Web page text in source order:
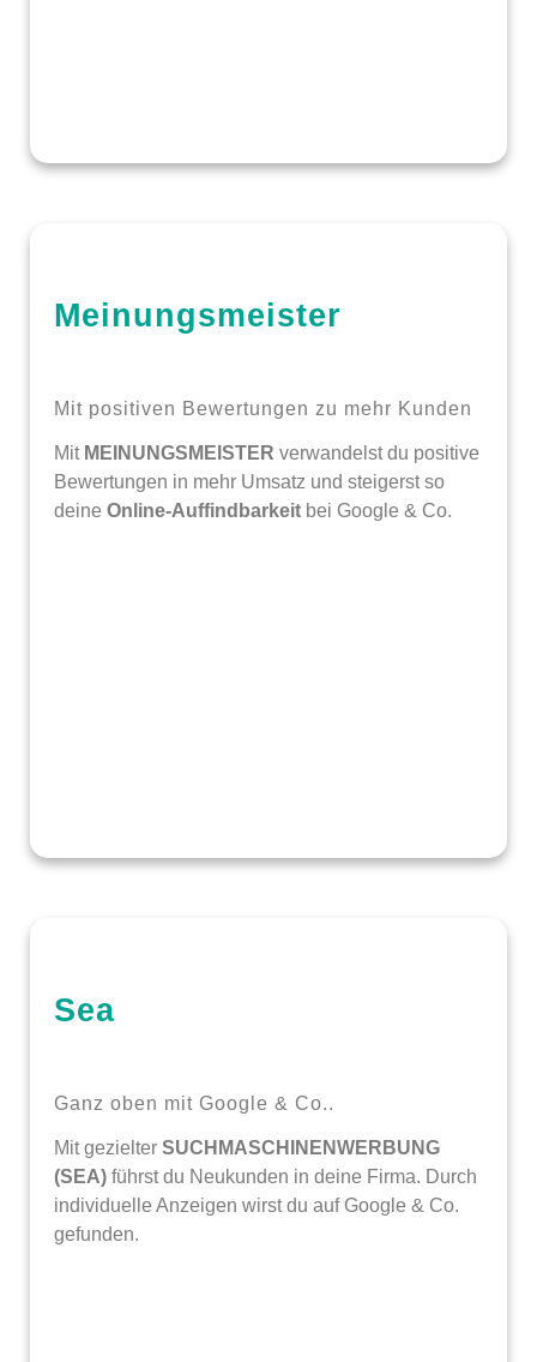
Meinungsmeister
Mit positiven Bewertungen zu mehr Kunden
Mit MEINUNGSMEISTER verwandelst du positive
Bewertungen in mehr Umsatz und steigerst so
deine Online-Auffindbarkeit bei Google & Co.
Sea
Ganz oben mit Google & Co..
Mit gezielter SUCHMASCHINENWERBUNG
(SEA) führst du Neukunden in deine Firma. Durch
individuelle Anzeigen wirst du auf Google & Co.
gefunden.